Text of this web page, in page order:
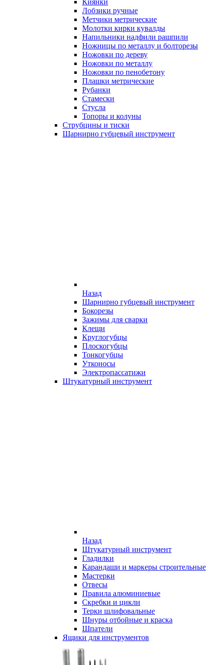
Киянки
Лобзики ручные
Метчики метрические
Молотки кирки кувалды
Напильники надфили рашпили
Ножницы по металлу и болторезы
Ножовки по дереву
Ножовки по металлу
Ножовки по пенобетону
Плашки метрические
Рубанки
Стамески
Стусла
Топоры и колуны
Струбцины и тиски
Шарнирно губцевый инструмент
Назад
Шарнирно губцевый инструмент
Бокорезы
Зажимы для сварки
Клещи
Круглогубцы
Плоскогубцы
Тонкогубцы
Утконосы
Электропассатижи
Штукатурный инструмент
Назад
Штукатурный инструмент
Гладилки
Карандаши и маркеры строительные
Мастерки
Отвесы
Правила алюминиевые
Скребки и цикли
Терки шлифовальные
Шнуры отбойные и краска
Шпатели
Ящики для инструментов